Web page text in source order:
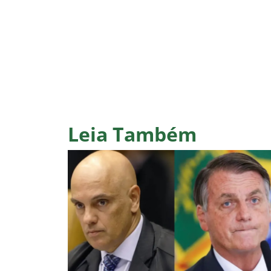
Leia Também